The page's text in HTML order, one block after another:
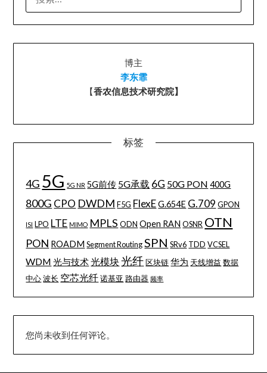
索：
博主
李东霏
【香农信息技术研究院】
标签
4G 5G 5G NR 5G前传 5G承载 6G 50G PON 400G
800G CPO DWDM F5G FlexE G.654E G.709 GPON
ISI LPO LTE MIMO MPLS ODN Open RAN OSNR OTN
PON ROADM Segment Routing SPN SRv6 TDD VCSEL
WDM 光与技术 光模块光纤 区块链 华为 天线增益 数据
中心 波长 空芯光纤 诺基亚 路由器 频率
您尚未收到任何评论。